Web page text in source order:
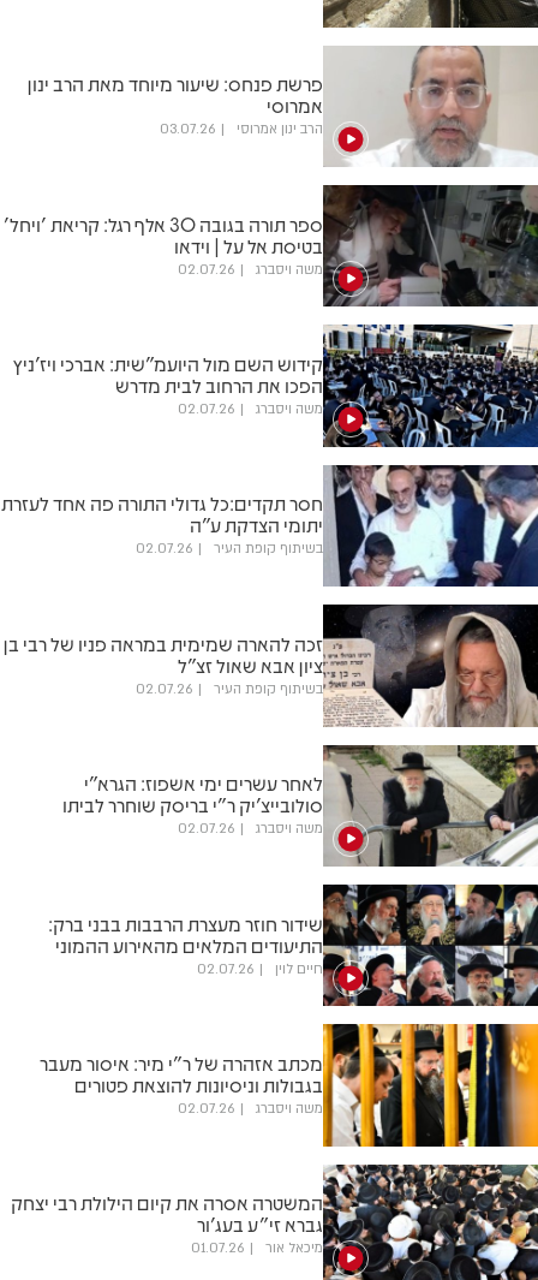
פרשת פנחס: שיעור מיוחד מאת הרב ינון
אמרוסי
הרב ינון אמרוסי 03.07.26
ספר תורה בגובה 30 אלף רגל: קריאת 'ויחל'
בטיסת אל על | וידאו
משה ויסברג 02.07.26
קידוש השם מול היועמ"שית: אברכי ויז'ניץ
הפכו את הרחוב לבית מדרש
משה ויסברג 02.07.26
חסר תקדים:כל גדולי התורה פה אחד לעזרת
יתומי הצדקת ע"ה
בשיתוף קופת העיר 02.07.26
זכה להארה שמימית במראה פניו של רבי בן
ציון אבא שאול זצ"ל
בשיתוף קופת העיר 02.07.26
לאחר עשרים ימי אשפוז: הגרא"י
סולובייצ'יק ר"י בריסק שוחרר לביתו
משה ויסברג 02.07.26
שידור חוזר מעצרת הרבבות בבני ברק:
התיעודים המלאים מהאירוע ההמוני
חיים לוין 02.07.26
מכתב אזהרה של ר"י מיר: איסור מעבר
בגבולות וניסיונות להוצאת פטורים
משה ויסברג 02.07.26
המשטרה אסרה את קיום הילולת רבי יצחק
גברא זי"ע בעג'ור
מיכאל אור 01.07.26